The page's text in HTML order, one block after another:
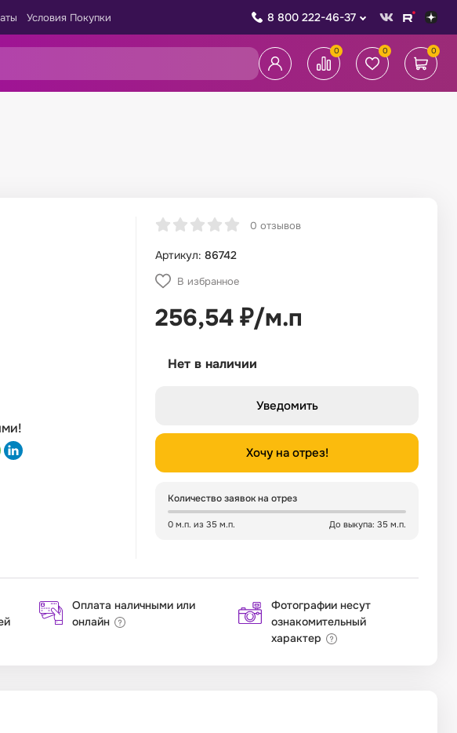
Условия Покупки 8 800 222-46-37
0 0 0
0 отзывов
Артикул: 86742
В избранное
256,54 ₽/м.п
Нет в наличии
Уведомить
Хочу на отрез!
Количество заявок на отрез
0 м.п. из 35 м.п. До выкупа: 35 м.п.
Оплата наличными или
онлайн
Фотографии несут
ознакомительный
характер